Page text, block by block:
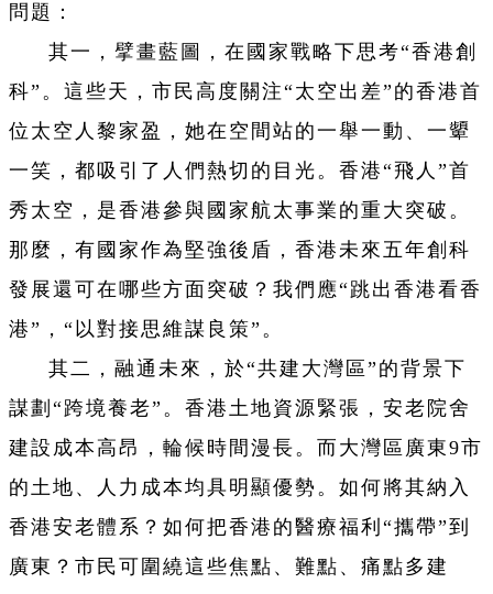
問題：
其一，擘畫藍圖，在國家戰略下思考“香港創
科”。這些天，市民高度關注“太空出差”的香港首
位太空人黎家盈，她在空間站的一舉一動、一顰
一笑，都吸引了人們熱切的目光。香港“飛人”首
秀太空，是香港參與國家航太事業的重大突破。
那麼，有國家作為堅強後盾，香港未來五年創科
發展還可在哪些方面突破？我們應“跳出香港看香
港”，“以對接思維謀良策”。
其二，融通未來，於“共建大灣區”的背景下
謀劃“跨境養老”。香港土地資源緊張，安老院舍
建設成本高昂，輪候時間漫長。而大灣區廣東9市
的土地、人力成本均具明顯優勢。如何將其納入
香港安老體系？如何把香港的醫療福利“攜帶”到
廣東？市民可圍繞這些焦點、難點、痛點多建